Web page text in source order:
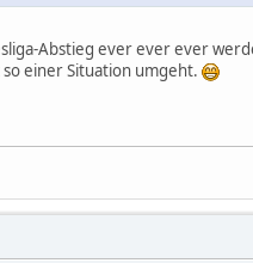
Abstieg ever ever ever
einer Situation umgeht.